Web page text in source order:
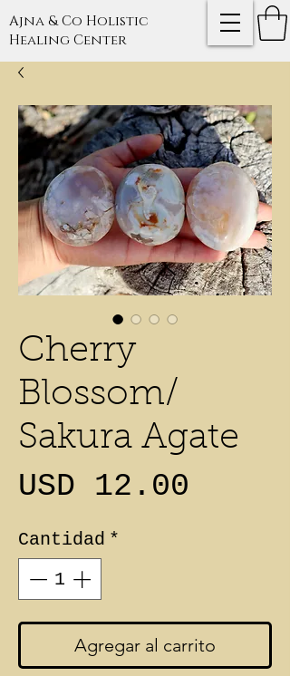
Ajna & Co Holistic
Healing Center
Cherry
Blossom/
Sakura Agate
USD 12.00
Cantidad *
Agregar al carrito